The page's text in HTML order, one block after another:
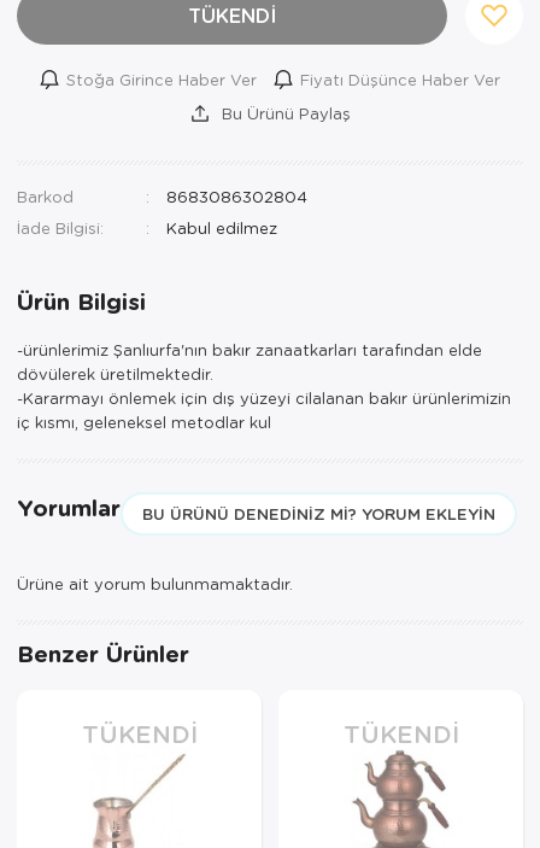
TÜKENDİ
Stoğa Girince Haber Ver
Fiyatı Düşünce Haber Ver
Bu Ürünü Paylaş
Barkod
8683086302804
İade Bilgisi:
Ürün Bilgisi
-ürünlerimiz Şanlıurfa'nın bakır zanaatkarları tarafından elde
dövülerek üretilmektedir.
-Kararmayı önlemek için dış yüzeyi cilalanan bakır ürünlerimizin
iç kısmı, geleneksel metodlar kul
Yorumlar BU ÜRÜNÜ DENEDINIZ MI? YORUM EKLEYIN
Ürüne ait yorum bulunmamaktadır.
Benzer Ürünler
TÜKENDI TÜKENDI